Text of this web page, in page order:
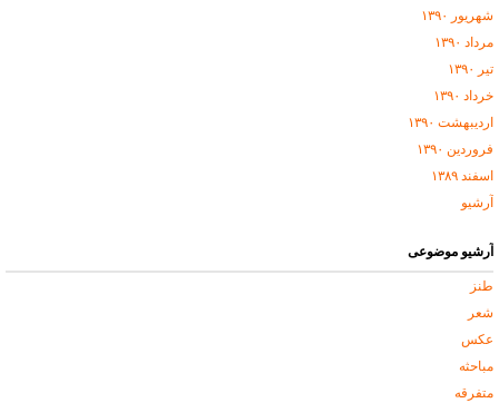
شهریور ۱۳۹۰
مرداد ۱۳۹۰
تیر ۱۳۹۰
خرداد ۱۳۹۰
اردیبهشت ۱۳۹۰
فروردین ۱۳۹۰
اسفند ۱۳۸۹
آرشيو
آرشیو موضوعی
طنز
شعر
عکس
مباحثه
متفرقه